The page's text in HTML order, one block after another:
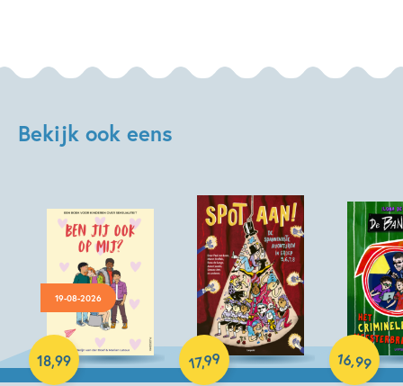
Bekijk ook eens
19-08-2026
18,99
Hardcover 17,99
Hardcover 16,99
Hardcover